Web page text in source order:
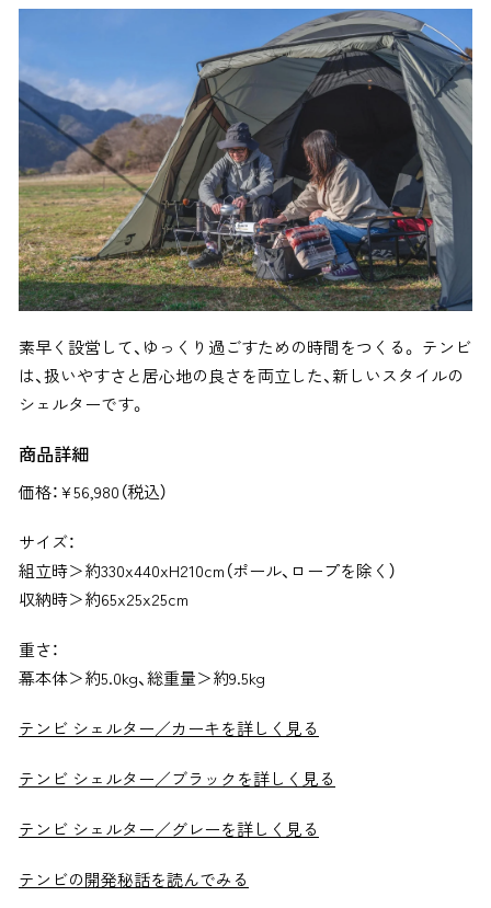
素早く設営して、ゆっくり過ごすための時間をつくる。 テンビ
は、扱いやすさと居心地の良さを両立した、新しいスタイルの
シェルターです。
商品詳細
価格：¥56,980（税込）
サイズ：
組立時＞約330x440xH210cm（ポール、ロープを除く）
収納時＞約65x25x25cm
重さ：
幕本体＞約5.0kg、総重量＞約9.5kg
テンビ シェルター／カーキを詳しく見る
テンビ シェルター／ブラックを詳しく見る
テンビ シェルター／グレーを詳しく見る
テンビの開発秘話を読んでみる